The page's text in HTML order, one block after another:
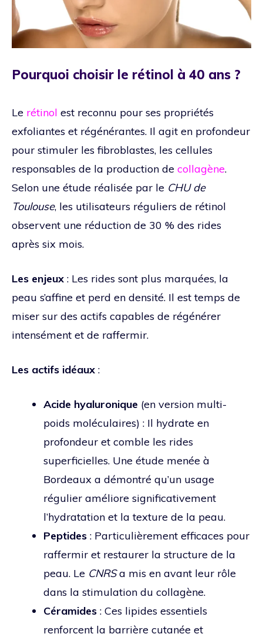
Pourquoi choisir le rétinol à 40 ans ?
Le rétinol est reconnu pour ses propriétés
exfoliantes et régénérantes. Il agit en profondeur
pour stimuler les fibroblastes, les cellules
responsables de la production de collagène.
Selon une étude réalisée par le CHU de
Toulouse, les utilisateurs réguliers de rétinol
observent une réduction de 30 % des rides
après six mois.
Les enjeux : Les rides sont plus marquées, la
peau s’affine et perd en densité. Il est temps de
miser sur des actifs capables de régénérer
intensément et de raffermir.
Les actifs idéaux :
Acide hyaluronique (en version multi-
poids moléculaires) : Il hydrate en
profondeur et comble les rides
superficielles. Une étude menée à
Bordeaux a démontré qu’un usage
régulier améliore significativement
l’hydratation et la texture de la peau.
Peptides : Particulièrement efficaces pour
raffermir et restaurer la structure de la
peau. Le CNRSa mis en avant leur rôle
dans la stimulation du collagène.
Céramides : Ces lipides essentiels
renforcent la barrière cutanée et